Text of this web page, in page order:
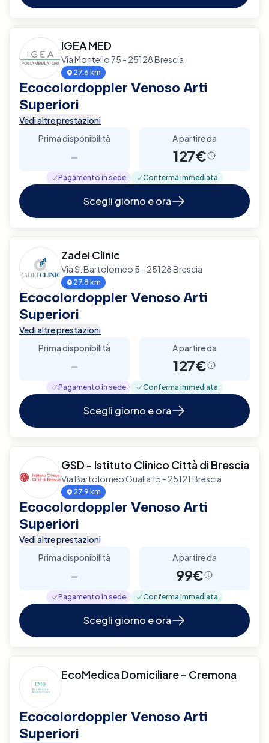
IGEA MED
Via Montello 75 - 25128 Brescia
27.6 km
Ecocolordoppler Venoso Arti
Superiori
Vedi altre prestazioni
Prima disponibilità
-
A partire da
127€
Pagamento in sede Conferma immediata
Scegli giorno e ora
Zadei Clinic
Via S. Bartolomeo 5 - 25128 Brescia
27.8 km
Ecocolordoppler Venoso Arti
Superiori
Vedi altre prestazioni
Prima disponibilità
-
A partire da
127€
Pagamento in sede Conferma immediata
Scegli giorno e ora
GSD - Istituto Clinico Città di Brescia
Via Bartolomeo Gualla 15 - 25121 Brescia
27.9 km
Ecocolordoppler Venoso Arti
Superiori
Vedi altre prestazioni
Prima disponibilità
-
A partire da
99€
Pagamento in sede Conferma immediata
Scegli giorno e ora
EcoMedica Domiciliare - Cremona
Ecocolordoppler Venoso Arti
Superiori